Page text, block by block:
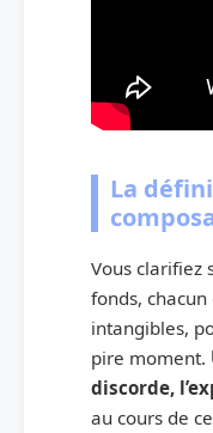
La
Vous clarifiez
fonds,
intangibles,
pire moment.
discorde,
au cours de